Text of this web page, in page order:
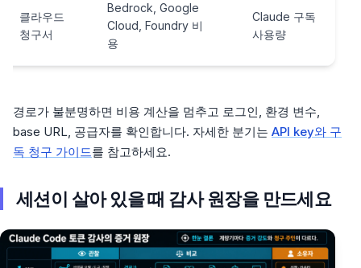
클라우드
청구서
Bedrock, Google
Cloud, Foundry 비
용
Claude 구독
사용량
경로가 불분명하면 비용 계산을 멈추고 로그인, 환경 변수,
base URL, 공급자를 확인합니다. 자세한 분기는 API key와 구
독 청구 가이드를 참고하세요.
세션이 살아 있을 때 감사 원장을 만드세요